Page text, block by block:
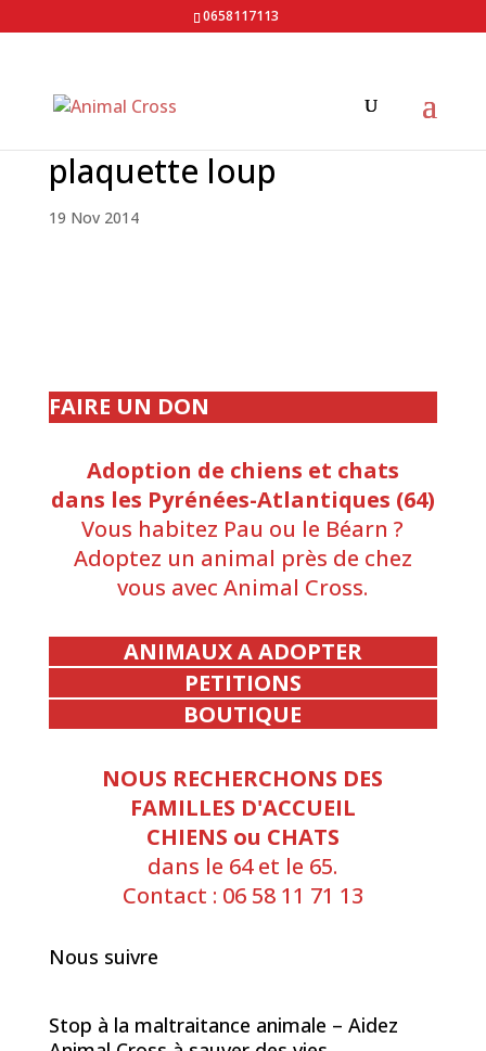
0658117113
plaquette loup
19 Nov 2014
FAIRE UN DON
Adoption de chiens et chats
dans les Pyrénées-Atlantiques (64)
Vous habitez Pau ou le Béarn ?
Adoptez un animal près de chez
vous avec Animal Cross.
ANIMAUX A ADOPTER
PETITIONS
BOUTIQUE
NOUS RECHERCHONS DES
FAMILLES D'ACCUEIL
CHIENS ou CHATS
dans le 64 et le 65.
Contact : 06 58 11 71 13
Nous suivre
Stop à la maltraitance animale – Aidez